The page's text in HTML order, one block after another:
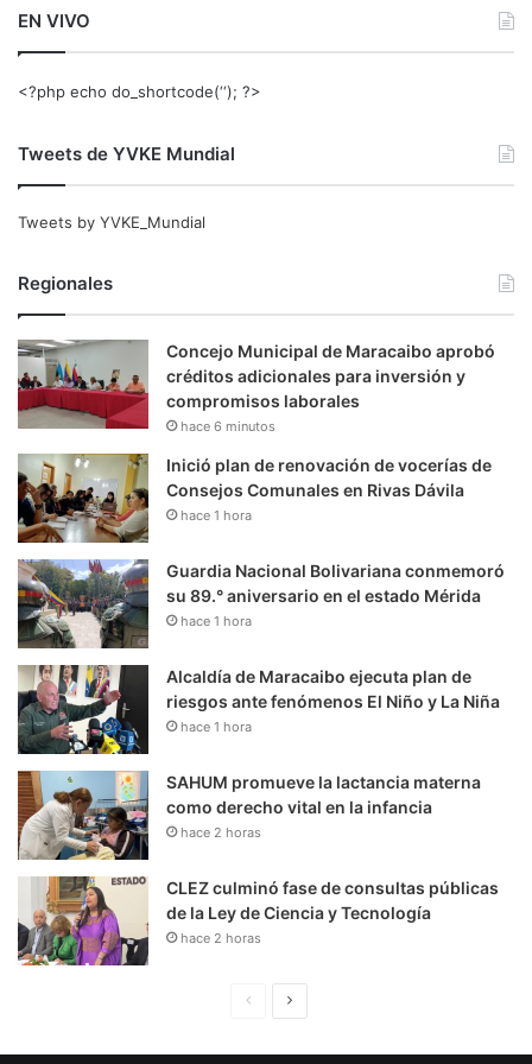
EN VIVO
<?php echo do_shortcode(‘‘); ?>
Tweets de YVKE Mundial
Tweets by YVKE_Mundial
Regionales
Concejo Municipal de Maracaibo aprobó
créditos adicionales para inversión y
compromisos laborales
hace 6 minutos
Inició plan de renovación de vocerías de
Consejos Comunales en Rivas Dávila
hace 1 hora
Guardia Nacional Bolivariana conmemoró
su 89.° aniversario en el estado Mérida
hace 1 hora
Alcaldía de Maracaibo ejecuta plan de
riesgos ante fenómenos El Niño y La Niña
hace 1 hora
SAHUM promueve la lactancia materna
como derecho vital en la infancia
hace 2 horas
CLEZ culminó fase de consultas públicas
de la Ley de Ciencia y Tecnología
hace 2 horas